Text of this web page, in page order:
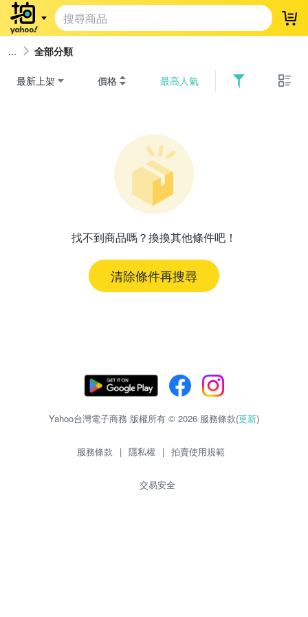
登
全部分類
最新上架 價格 最高人氣
找不到商品嗎？換換其他條件吧！
清除條件再搜尋
Yahoo台灣電子商務 版權所有 © 2026 服務條款(更新)
服務條款 | 隱私權 | 拍賣使用規範
交易安全